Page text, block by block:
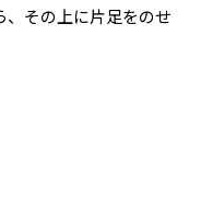
、その上に片足をのせ